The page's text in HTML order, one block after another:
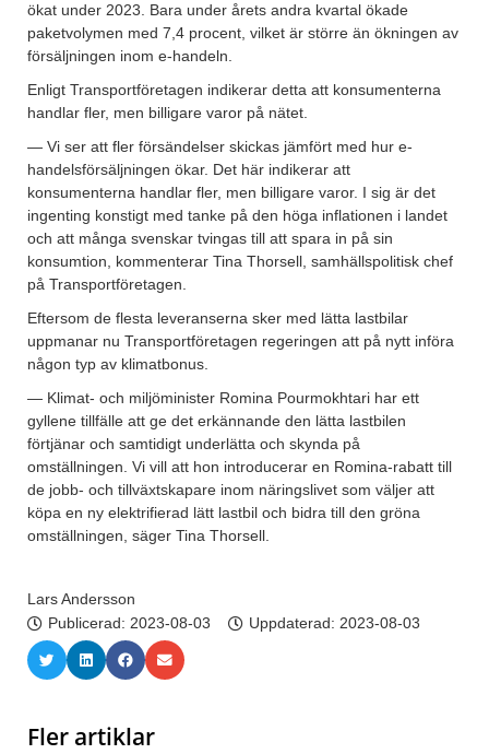
ökat under 2023. Bara under årets andra kvartal ökade
paketvolymen med 7,4 procent, vilket är större än ökningen av
försäljningen inom e-handeln.
Enligt Transportföretagen indikerar detta att konsumenterna
handlar fler, men billigare varor på nätet.
— Vi ser att fler försändelser skickas jämfört med hur e-
handelsförsäljningen ökar. Det här indikerar att
konsumenterna handlar fler, men billigare varor. I sig är det
ingenting konstigt med tanke på den höga inflationen i landet
och att många svenskar tvingas till att spara in på sin
konsumtion, kommenterar Tina Thorsell, samhällspolitisk chef
på Transportföretagen.
Eftersom de flesta leveranserna sker med lätta lastbilar
uppmanar nu Transportföretagen regeringen att på nytt införa
någon typ av klimatbonus.
— Klimat- och miljöminister Romina Pourmokhtari har ett
gyllene tillfälle att ge det erkännande den lätta lastbilen
förtjänar och samtidigt underlätta och skynda på
omställningen. Vi vill att hon introducerar en Romina-rabatt till
de jobb- och tillväxtskapare inom näringslivet som väljer att
köpa en ny elektrifierad lätt lastbil och bidra till den gröna
omställningen, säger Tina Thorsell.
Lars Andersson
Publicerad: 2023-08-03 Uppdaterad: 2023-08-03
Fler artiklar